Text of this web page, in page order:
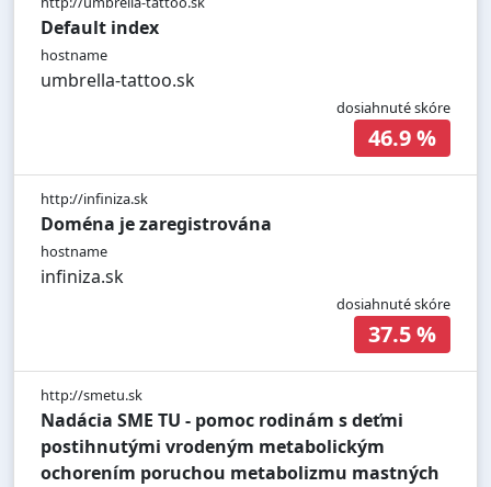
Default index
hostname
umbrella-tattoo.sk
dosiahnuté skóre
46.9 %
http://infiniza.sk
Doména je zaregistrována
hostname
infiniza.sk
dosiahnuté skóre
37.5 %
http://smetu.sk
Nadácia SME TU - pomoc rodinám s deťmi
postihnutými vrodeným metabolickým
ochorením poruchou metabolizmu mastných